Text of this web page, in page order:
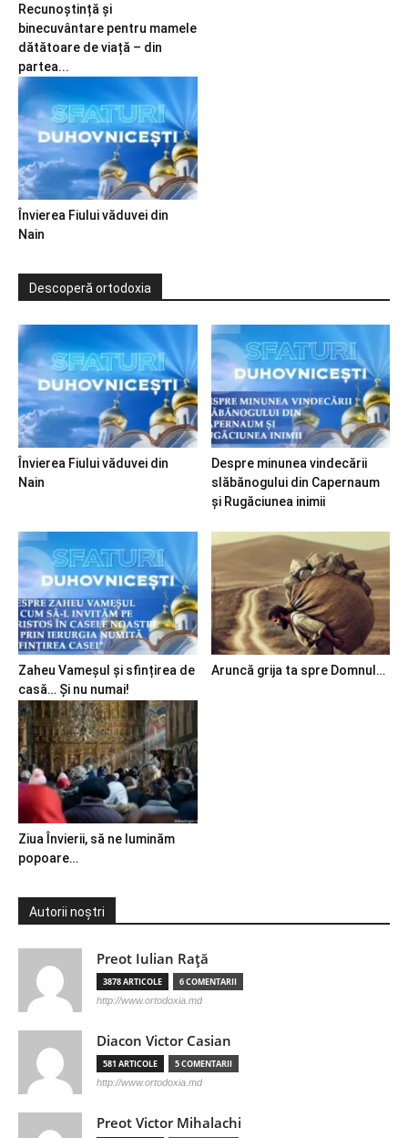
Recunoștință și
binecuvântare pentru mamele
dătătoare de viață – din
partea...
Învierea Fiului văduvei din
Nain
Descoperă ortodoxia
Învierea Fiului văduvei din
Nain
Despre minunea vindecării
slăbănogului din Capernaum
și Rugăciunea inimii
Zaheu Vameșul și sfințirea de
casă… Și nu numai!
Aruncă grija ta spre Domnul…
Ziua Învierii, să ne luminăm
popoare…
Autorii noștri
Preot Iulian Raţă
3878 ARTICOLE 6 COMENTARII
http://www.ortodoxia.md
Diacon Victor Casian
581 ARTICOLE 5 COMENTARII
http://www.ortodoxia.md
Preot Victor Mihalachi